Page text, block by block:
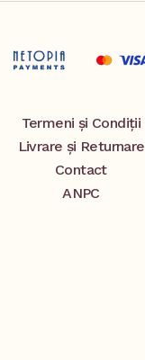
Termeni și Condiții
Livrare și Returnare
Contact
ANPC